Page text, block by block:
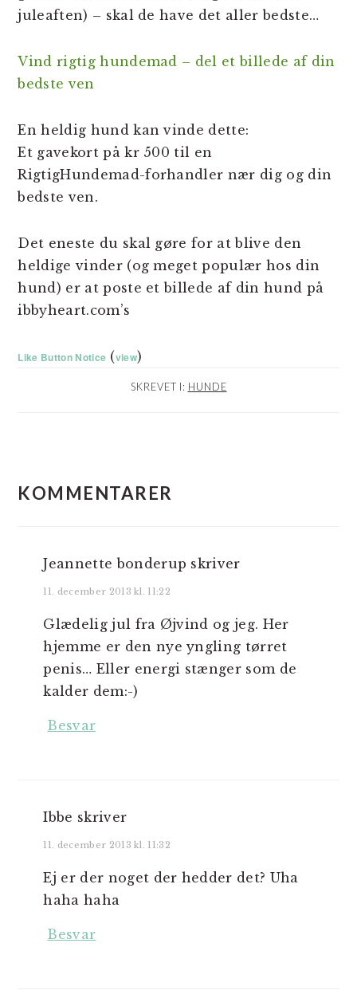
juleaften) – skal de have det aller bedste…
Vind rigtig hundemad – del et billede af din
bedste ven
En heldig hund kan vinde dette:
Et gavekort på kr 500 til en
RigtigHundemad-forhandler nær dig og din
bedste ven.
Det eneste du skal gøre for at blive den
heldige vinder (og meget populær hos din
hund) er at poste et billede af din hund på
ibbyheart.com’s
Like Button Notice (view)
SKREVET I: HUNDE
KOMMENTARER
Jeannette bonderup skriver
11. december 2013 kl. 11:22
Glædelig jul fra Øjvind og jeg. Her
hjemme er den nye yngling tørret
penis… Eller energi stænger som de
kalder dem:-)
Besvar
Ibbe skriver
11. december 2013 kl. 11:32
Ej er der noget der hedder det? Uha
haha haha
Besvar